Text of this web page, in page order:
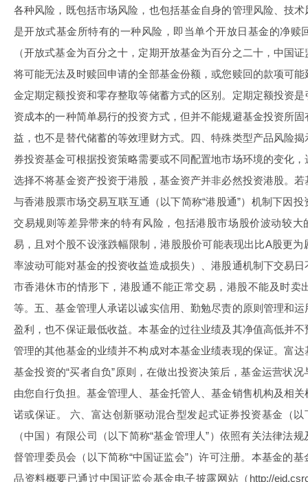
各种风险，既包括市场风险，也包括基金自身的管理风险、技
是开放式基金所特有的一种风险，即当单个开放日基金的净赎
（开放式基金为百分之十，定期开放基金为百分之二十，中国
将可能无法及时赎回申请的全部基金份额，或您赎回的款项可
金定期定额投资和零存整取等储蓄方式的区别。定期定额投资
资成本的一种简单易行的投资方式，但并不能规避基金投资所
益，也不是替代储蓄的等效理财方式。四、特殊类型产品风险
券投资基金可根据投资策略需要或不同配置地市场环境的变化
选择不将基金资产投资于港股，基金资产并非必然投资港股。
与香港股票市场交易互联互通（以下简称“港股通”）机制下因
交易规则等差异带来的特有风险，包括港股市场股价波动较
易，且对个股不设涨跌幅限制，港股股价可能表现出比A股更
率波动可能对基金的投资收益造成损失）、港股通机制下交易
市香港休市的情形下，港股通不能正常交易，港股不能及时卖
等。五、基金管理人承诺以诚实信用、勤勉尽责的原则管理和
盈利，也不保证最低收益。本基金的过往业绩及其净值高低并
管理的其他基金的业绩并不构成对本基金业绩表现的保证。富
基金投资的“买者自负”原则，在做出投资决策后，基金运营状
由您自行负担。基金管理人、基金托管人、基金销售机构及相
诺或保证。 六、富达创新驱动混合型发起式证券投资基金（以
（中国）有限公司（以下简称“基金管理人”）依照有关法律法
督管理委员会（以下简称“中国证监会”）许可注册。本基金的
品资料概要已通过中国证监会基金电子披露网站（http://